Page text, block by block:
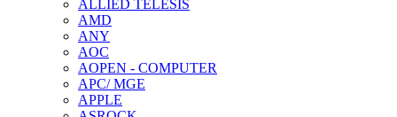
ALLIED TELESIS
AMD
ANY
AOC
AOPEN - COMPUTER
APC/ MGE
APPLE